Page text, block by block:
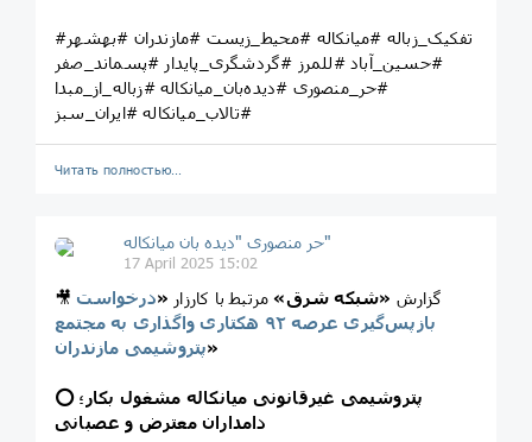
#تفکیک_زباله #میانکاله #محیط_زیست #مازندران #بهشهر
#حسین_آباد #للمرز #گردشگری_پایدار #پسماند_صفر
#حر_منصوری #دیده‌بان_میانکاله #زباله_از_مبدا
#تالاب_میانکاله #ایران_سبز
Читать полностью…
حر منصوری "دیده بان میانکاله"
17 April 2025 15:02
🎥 گزارش «شبکه شرق»مرتبط با کارزار «درخواست
بازپس‌گیری عرصه ۹۲ هکتاری واگذاری به مجتمع
پتروشیمی مازندران»
⭕️ پتروشیمی غیرقانونی میانکاله مشغول بکار؛
دامداران معترض و عصبانی